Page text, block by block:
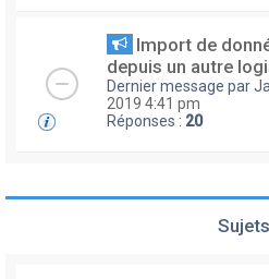
Import de
depuis un autre
Dernier message par
2019 4:41 pm
Réponses : 20
Sujets